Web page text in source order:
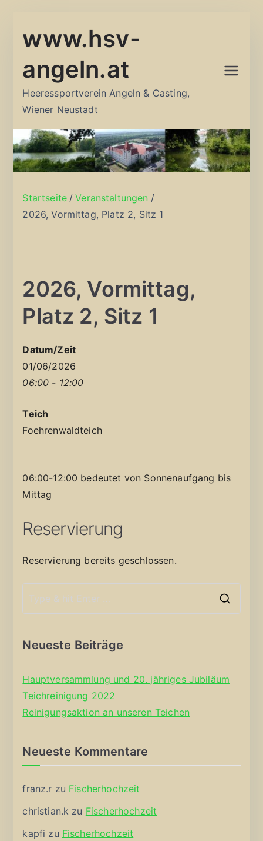
Inhalt
www.hsv-
angeln.at
Heeressportverein Angeln & Casting,
Wiener Neustadt
Startseite
Veranstaltungen
2026, Vormittag, Platz 2, Sitz 1
2026, Vormittag,
Platz 2, Sitz 1
Datum/Zeit
01/06/2026
06:00 - 12:00
Teich
Foehrenwaldteich
06:00-12:00 bedeutet von Sonnenaufgang bis
Mittag
Reservierung
Reservierung bereits geschlossen.
Neueste Beiträge
Hauptversammlung und 20. jähriges Jubiläum
Teichreinigung 2022
Reinigungsaktion an unseren Teichen
Neueste Kommentare
franz.r zu Fischerhochzeit
christian.k zu Fischerhochzeit
kapfi zu Fischerhochzeit